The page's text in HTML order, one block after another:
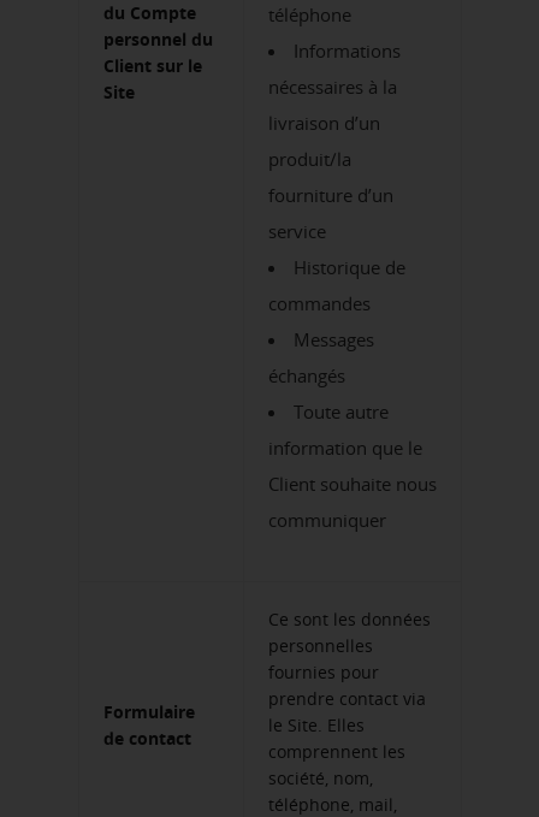
du Compte
personnel du
Client sur le
Site
téléphone
Informations
nécessaires à la
livraison d’un
produit/la
fourniture d’un
service
Historique de
commandes
Messages
échangés
Toute autre
information que le
Client souhaite nous
communiquer
Formulaire
de contact
Ce sont les données
personnelles
fournies pour
prendre contact via
le Site. Elles
comprennent les
société, nom,
téléphone, mail,